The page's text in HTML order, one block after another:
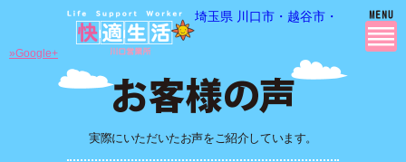
埼玉県 川口市・越谷市・さいたま
実際にいただいたお声をご紹介しています。
»Google+